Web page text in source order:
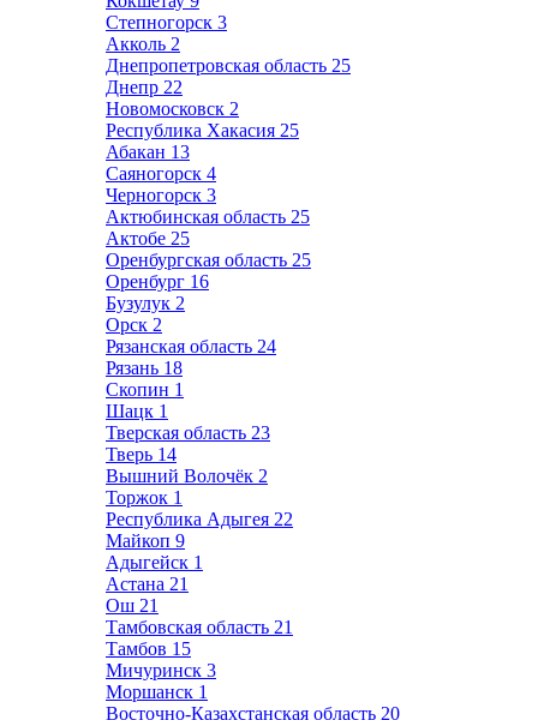
Степногорск 3
Акколь 2
Днепропетровская область 25
Днепр 22
Новомосковск 2
Республика Хакасия 25
Абакан 13
Саяногорск 4
Черногорск 3
Актюбинская область 25
Актобе 25
Оренбургская область 25
Оренбург 16
Бузулук 2
Орск 2
Рязанская область 24
Рязань 18
Скопин 1
Шацк 1
Тверская область 23
Тверь 14
Вышний Волочёк 2
Торжок 1
Республика Адыгея 22
Майкоп 9
Адыгейск 1
Астана 21
Ош 21
Тамбовская область 21
Тамбов 15
Мичуринск 3
Моршанск 1
Восточно-Казахстанская область 20